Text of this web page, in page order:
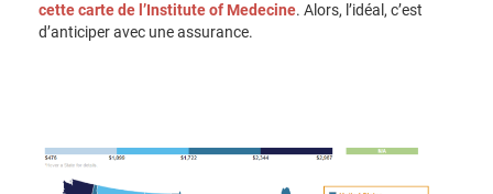
cette carte de l’Institute of Medecine. Alors, l’idéal, c’est
d’anticiper avec une assurance.